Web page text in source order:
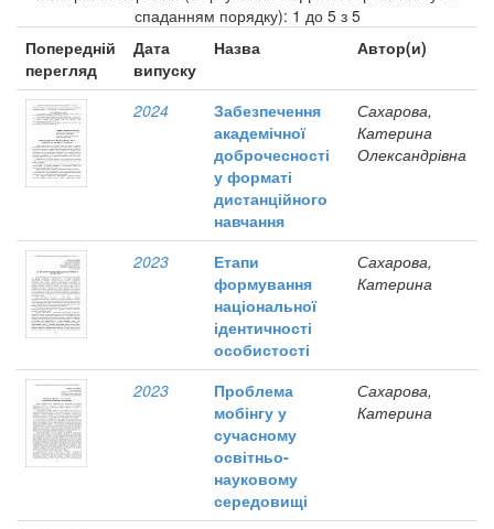
спаданням порядку): 1 до 5 з 5
Попередній
перегляд
Дата
випуску
Назва Автор(и)
2024
Забезпечення
академічної
доброчесності
у форматі
дистанційного
навчання
Сахарова,
Катерина
Олександрівна
2023
Етапи
формування
національної
ідентичності
особистості
Сахарова,
Катерина
2023
Проблема
мобінгу у
сучасному
освітньо-
науковому
середовищі
Сахарова,
Катерина